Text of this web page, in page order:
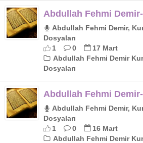
Abdullah Fehmi
Abdullah Fehmi Demir,
Dosyaları
1
0
17 Mart
Abdullah Fehmi Demir
Dosyaları
Abdullah Fehmi
Abdullah Fehmi Demir,
Dosyaları
1
0
16 Mart
Abdullah Fehmi Demir